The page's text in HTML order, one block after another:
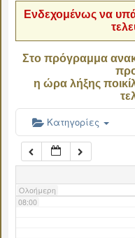
Ενδεχομένως να
Στο πρόγραμμα
η ώρα λήξης
Κατηγορίες
Ολοήμερη
06:00
07:00
08:00